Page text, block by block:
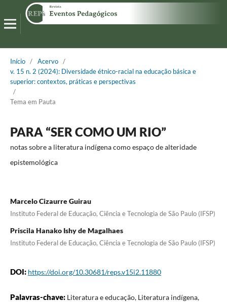
Início / Acervo /
v. 15 n. 2 (2024): Diversidade étnico-racial na educação básica e
superior: contextos, práticas e perspectivas
/
Tema em Pauta
PARA “SER COMO UM RIO”
notas sobre a literatura indígena como espaço de alteridade
epistemológica
Marcelo Cizaurre Guirau
Instituto Federal de Educação, Ciência e Tecnologia de São Paulo (IFSP)
Priscila Hanako Ishy de Magalhaes
Instituto Federal de Educação, Ciência e Tecnologia de São Paulo (IFSP)
DOI: https://doi.org/10.30681/reps.v15i2.11880
Palavras-chave: Literatura e educação, Literatura indígena,